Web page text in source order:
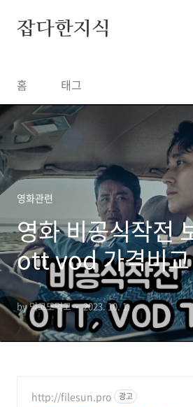
잡다한지식
홈 태그
영화관련
영화 비공식작전
ott vod 가격비교
by 먹고또먹고 2023. 10. 1.
http://filesun.pro 광고